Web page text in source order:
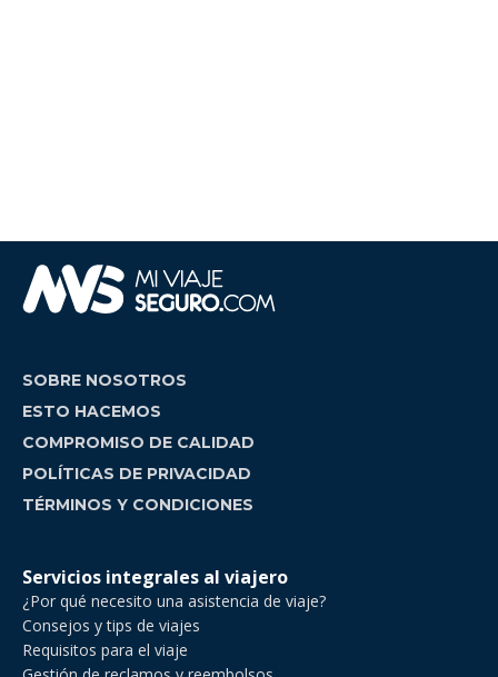
SOBRE NOSOTROS
ESTO HACEMOS
COMPROMISO DE CALIDAD
POLÍTICAS DE PRIVACIDAD
TÉRMINOS Y CONDICIONES
Servicios integrales al viajero
¿Por qué necesito una asistencia de viaje?
Consejos y tips de viajes
Requisitos para el viaje